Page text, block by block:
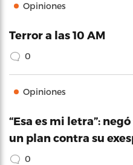
Opiniones
Terror a las 10 AM
0
Opiniones
“Esa es mi letra”:
un plan contra su
0